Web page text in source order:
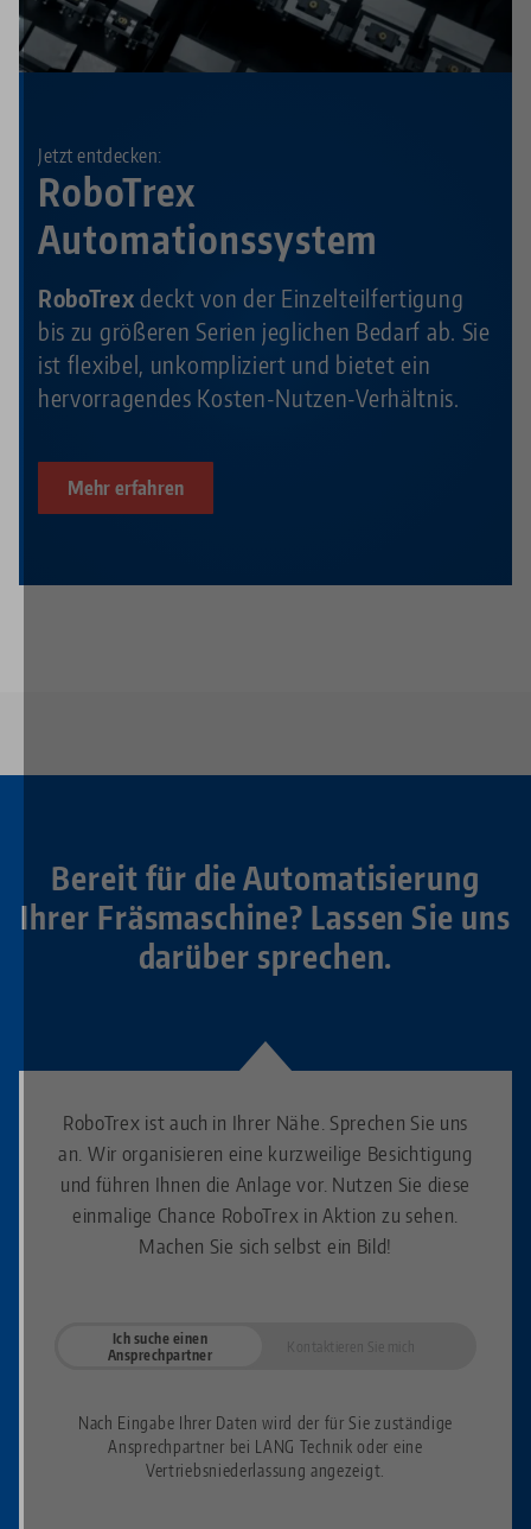
RoboTrex
Automationssystem
Jetzt entdecken:
RoboTrex deckt von der Einzelteilfertigung
bis zu größeren Serien jeglichen Bedarf ab. Sie
ist flexibel, unkompliziert und bietet ein
hervorragendes Kosten-Nutzen-Verhältnis.
Mehr erfahren
Bereit für die Automatisierung
Ihrer Fräsmaschine? Lassen Sie uns
darüber sprechen.
RoboTrex ist auch in Ihrer Nähe. Sprechen Sie uns
an. Wir organisieren eine kurzweilige Besichtigung
und führen Ihnen die Anlage vor. Nutzen Sie diese
einmalige Chance RoboTrex in Aktion zu sehen.
Machen Sie sich selbst ein Bild!
Ich suche einen
Ansprechpartner
Kontaktieren Sie mich
Nach Eingabe Ihrer Daten wird der für Sie zuständige
Ansprechpartner bei LANG Technik oder eine
Vertriebsniederlassung angezeigt.